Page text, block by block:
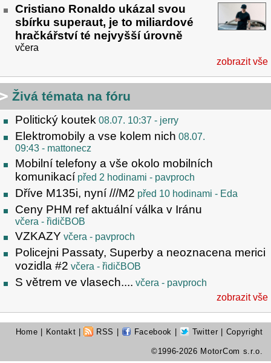
Cristiano Ronaldo ukázal svou
sbírku superaut, je to miliardové
hračkářství té nejvyšší úrovně
včera
zobrazit vše
Živá témata na fóru
Politický koutek 08.07. 10:37 - jerry
Elektromobily a vse kolem nich 08.07.
09:43 - mattonecz
Mobilní telefony a vše okolo mobilních
komunikací před 2 hodinami - pavproch
Dříve M135i, nyní ///M2 před 10 hodinami - Eda
Ceny PHM ref aktuální válka v Iránu
včera - řidičBOB
VZKAZY včera - pavproch
Policejni Passaty, Superby a neoznacena merici
vozidla #2 včera - řidičBOB
S větrem ve vlasech.... včera - pavproch
zobrazit vše
Home Kontakt RSS Facebook Twitter | Copyright
©1996-2026 MotorCom s.r.o.